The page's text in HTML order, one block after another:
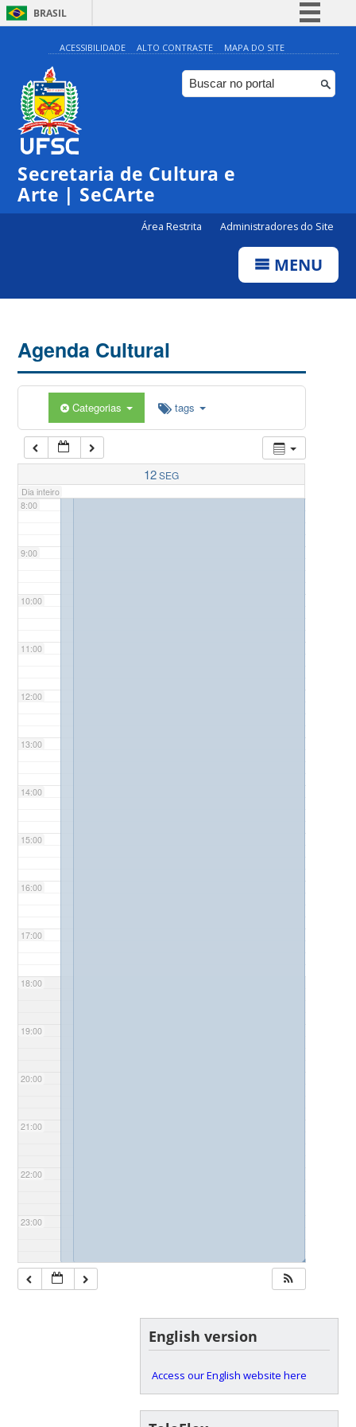
BRASIL
Simplifique!
Comunica BR
Participe
ACESSIBILIDADE ALTO CONTRASTE MAPA DO SITE
Secretaria de Cultura e
Arte | SeCArte
Área Restrita Administradores do Site
MENU
Agenda Cultural
Categorias tags
12SEG
Dia inteiro
0:00
1:00
5:00
7:00
8:00
9:00
10:00
11:00
12:00
13:00
14:00
15:00
16:00
17:00
18:00
19:00
20:00
21:00
22:00
23:00
◤
◢
Edital Bolsa Cultura 2024
◤
◢
Edital | Centro de Cultura de Eventos – Externo
English version
Access our English website here